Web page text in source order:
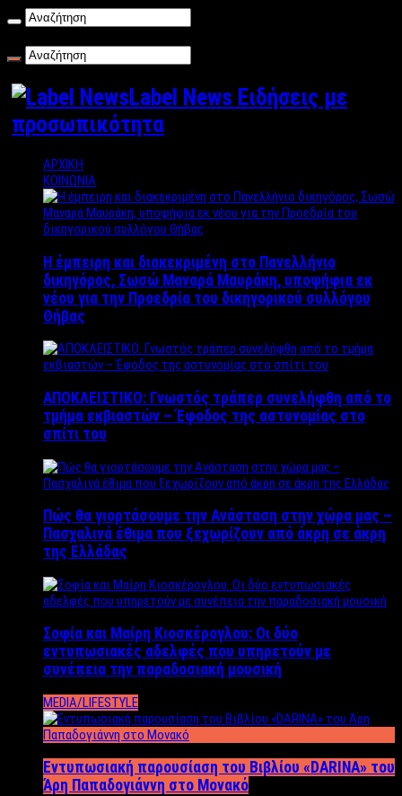
Label News Ειδήσεις με
προσωπικότητα
ΑΡΧΙΚΗ
ΚΟΙΝΩΝΙΑ
Η έμπειρη και διακεκριμένη στο Πανελλήνιο
δικηγόρος, Σωσώ Μαναρά Μαυράκη, υποψήφια εκ
νέου για την Προεδρία του δικηγορικού συλλόγου
Θήβας
ΑΠΟΚΛΕΙΣΤΙΚΟ: Γνωστός τράπερ συνελήφθη από το
τμήμα εκβιαστών – Έφοδος της αστυνομίας στο
σπίτι του
Πώς θα γιορτάσουμε την Ανάσταση στην χώρα μας –
Πασχαλινά έθιμα που ξεχωρίζουν από άκρη σε άκρη
της Ελλάδας
Σοφία και Μαίρη Κιοσκέρογλου: Οι δύο
εντυπωσιακές αδελφές που υπηρετούν με
συνέπεια την παραδοσιακή μουσική
MEDIA/LIFESTYLE
Εντυπωσιακή παρουσίαση του Βιβλίου «DARINA» του
Άρη Παπαδογιάννη στο Μονακό